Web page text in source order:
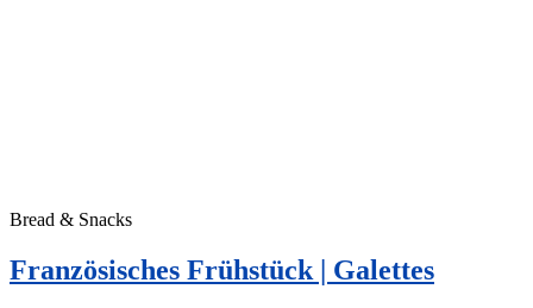
Bread & Snacks
Französisches Frühstück | Galettes